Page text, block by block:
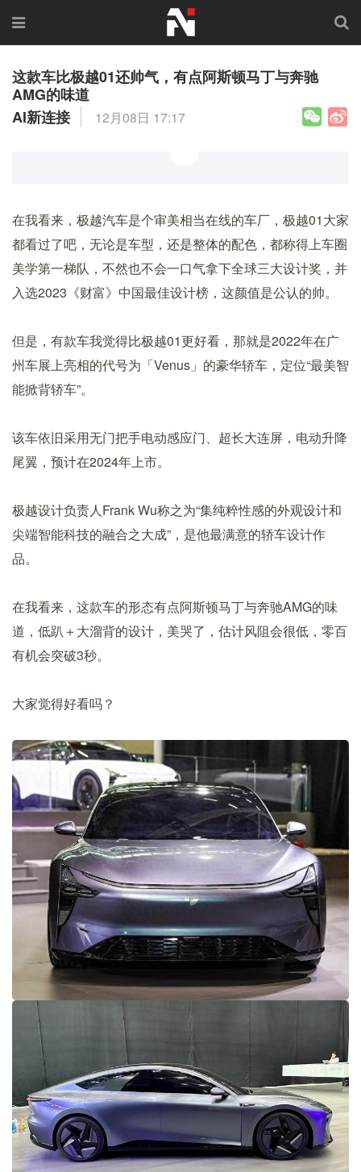
这款车比极越01还帅气，有点阿斯顿马丁与奔驰
AMG的味道
AI新连接
12月08日 17:17
在我看来，极越汽车是个审美相当在线的车厂，极越01大家
都看过了吧，无论是车型，还是整体的配色，都称得上车圈
美学第一梯队，不然也不会一口气拿下全球三大设计奖，并
入选2023《财富》中国最佳设计榜，这颜值是公认的帅。
但是，有款车我觉得比极越01更好看，那就是2022年在广
州车展上亮相的代号为「Venus」的豪华轿车，定位“最美智
能掀背轿车”。
该车依旧采用无门把手电动感应门、超长大连屏，电动升降
尾翼，预计在2024年上市。
极越设计负责人Frank Wu称之为“集纯粹性感的外观设计和
尖端智能科技的融合之大成”，是他最满意的轿车设计作
品。
在我看来，这款车的形态有点阿斯顿马丁与奔驰AMG的味
道，低趴＋大溜背的设计，美哭了，估计风阻会很低，零百
有机会突破3秒。
大家觉得好看吗？